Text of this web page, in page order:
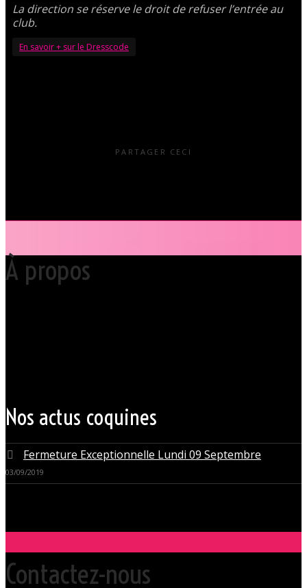
La direction se réserve le droit de refuser l’entrée au
club.
En savoir + sur le Dresscode
PARTAGER CECI
À propos
Nos actus coquines
Fermeture Exceptionnelle Lundi 09 Septembre
03/09/2019
Contactez-nous